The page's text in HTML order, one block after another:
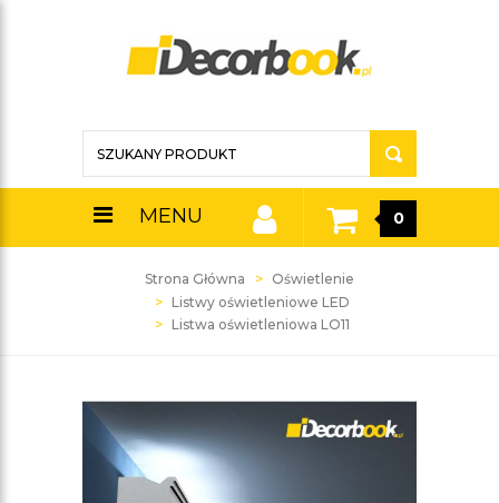
MENU 0
Strona Główna
Oświetlenie
Listwy oświetleniowe LED
Listwa oświetleniowa LO11